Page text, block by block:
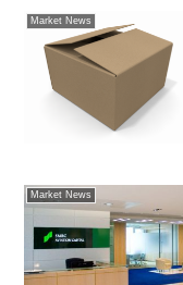
Market News
Market News